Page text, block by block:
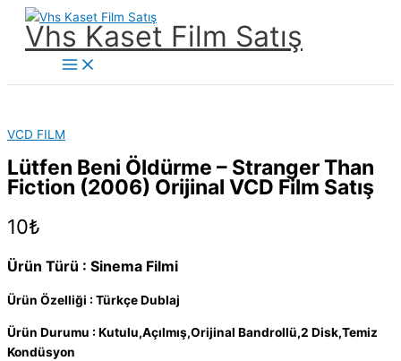
İçeriğe
Vhs Kaset Film Satış
Main
Menu
VCD FILM
Lütfen Beni Öldürme – Stranger Than
Fiction (2006) Orijinal VCD Film Satış
10₺
Ürün Türü : Sinema Filmi
Ürün Özelliği : Türkçe Dublaj
Ürün Durumu : Kutulu,Açılmış,Orijinal Bandrollü,2 Disk,Temiz
Kondüsyon